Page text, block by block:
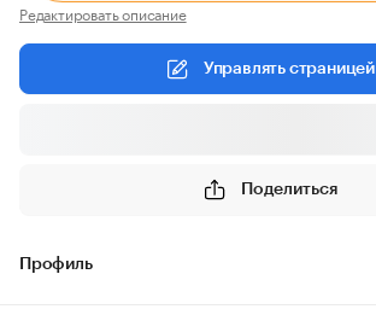
Редактировать описание
Управлять страницей
Поделиться
Профиль